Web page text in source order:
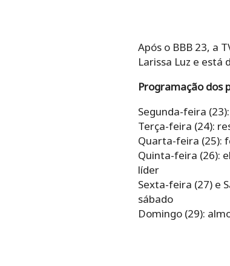
Após o BBB 23, a
Larissa Luz e
Programação dos
Segunda-feira
Terça-feira (24):
Quarta-feira (25):
Quinta-feira (26):
líder
Sexta-feira (27) e
sábado
Domingo (29):